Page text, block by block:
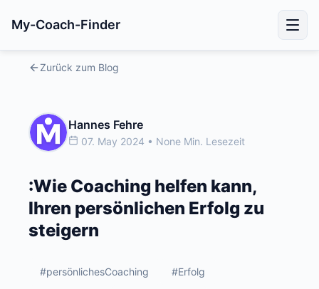
My-Coach-Finder
Zurück zum Blog
Hannes Fehre
07. May 2024 • None Min. Lesezeit
:Wie Coaching helfen kann,
Ihren persönlichen Erfolg zu
steigern
#persönlichesCoaching #Erfolg